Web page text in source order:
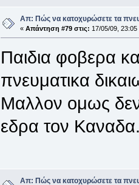
Απ: Πώς να κατοχυρώσετε τα
« Απάντηση #79 στις: 17/05/09, 23:05
Παιδια φοβερα
πνευματικα
Μαλλον ομως δεν
εδρα τον
Απ: Πώς να κατοχυρώσετε τα